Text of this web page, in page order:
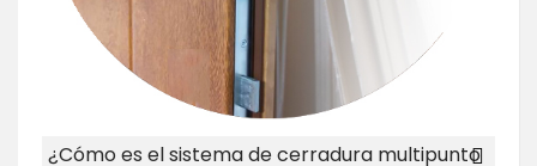
¿Cómo es el sistema de cerradura multipunto